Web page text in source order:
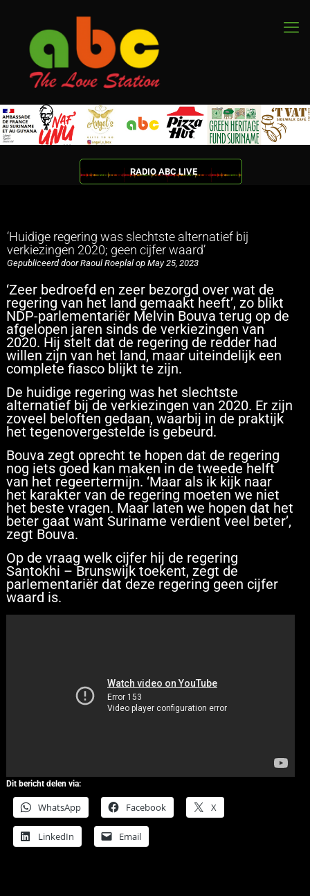
RADIO ABC LIVE
‘Huidige regering was slechtste alternatief bij
verkiezingen 2020; geen cijfer waard’
Gepubliceerd door Raoul Roeplal op May 25, 2023
‘Zeer bedroefd en zeer bezorgd over wat de
regering van het land gemaakt heeft’, zo blikt
NDP-parlementariër Melvin Bouva terug op de
afgelopen jaren sinds de verkiezingen van
2020. Hij stelt dat de regering de redder had
willen zijn van het land, maar uiteindelijk een
complete fiasco blijkt te zijn.
De huidige regering was het slechtste
alternatief bij de verkiezingen van 2020. Er zijn
zoveel beloften gedaan, waarbij in de praktijk
het tegenovergestelde is gebeurd.
Bouva zegt oprecht te hopen dat de regering
nog iets goed kan maken in de tweede helft
van het regeertermijn. ‘Maar als ik kijk naar
het karakter van de regering moeten we niet
het beste vragen. Maar laten we hopen dat het
beter gaat want Suriname verdient veel beter’,
zegt Bouva.
Op de vraag welk cijfer hij de regering
Santokhi – Brunswijk toekent, zegt de
parlementariër dat deze regering geen cijfer
waard is.
Dit bericht delen via:
WhatsApp Facebook X
LinkedIn Email